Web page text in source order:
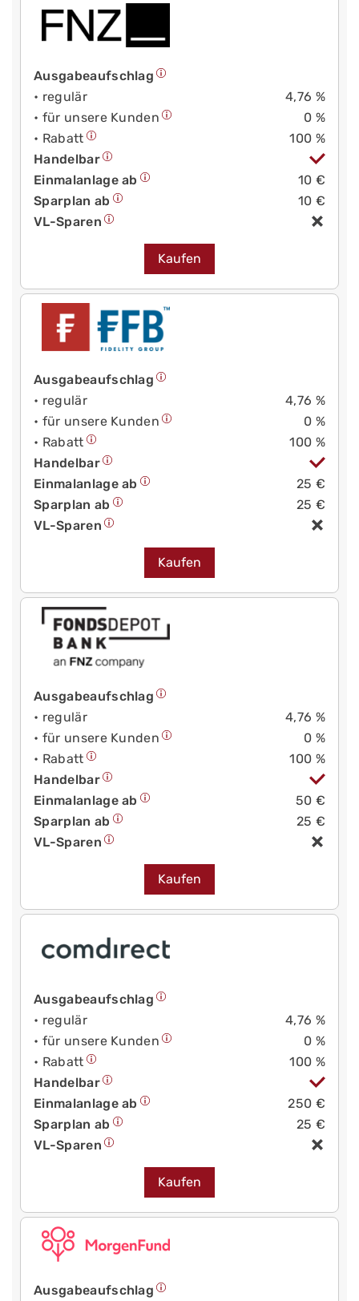
Ausgabeaufschlag
• regulär
4,76 %
• für unsere Kunden
0 %
• Rabatt
100 %
Handelbar
Einmalanlage ab
10 €
Sparplan ab
10 €
VL-Sparen
Kaufen
Ausgabeaufschlag
• regulär
4,76 %
• für unsere Kunden
0 %
• Rabatt
100 %
Handelbar
Einmalanlage ab
25 €
Sparplan ab
25 €
VL-Sparen
Kaufen
Ausgabeaufschlag
• regulär
4,76 %
• für unsere Kunden
0 %
• Rabatt
100 %
Handelbar
Einmalanlage ab
50 €
Sparplan ab
25 €
VL-Sparen
Kaufen
Ausgabeaufschlag
• regulär
4,76 %
• für unsere Kunden
0 %
• Rabatt
100 %
Handelbar
Einmalanlage ab
250 €
Sparplan ab
25 €
VL-Sparen
Kaufen
Ausgabeaufschlag